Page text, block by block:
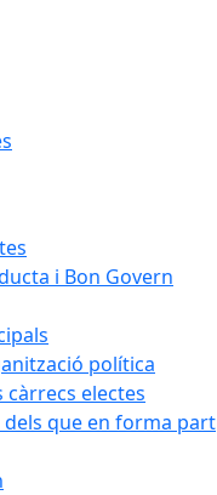
i Bon Govern
política
càrrecs electes
que en forma part